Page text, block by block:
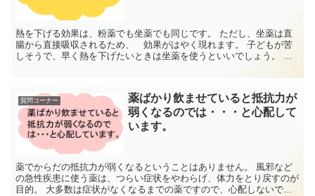
熱を下げる効果は、粉薬でも坐薬でも同じです。 ただし、坐薬は直
腸から直接吸収されるため、 効果がはやく現れます。 子どもが苦
しそうで、早く熱を下げたいときは坐薬を使うといいでしょう。 ま
質問コーナー
薬ばかり飲ませていると抵抗力が
弱くなるのでは・・・と心配して
います。
薬でからだの抵抗力が弱くなるということはありません。 風邪など
の急性疾患に使う薬は、つらい症状をやわらげ、体力をとり戻すのが
目的。 大多数は症状がなくなるまでの薬ですので、心配しないでく